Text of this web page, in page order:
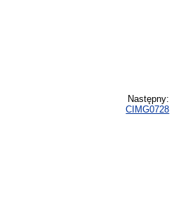
Następny:
CIMG0728